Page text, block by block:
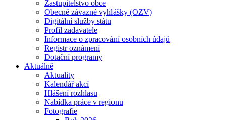
Zastupitelstvo obce
Obecně závazné vyhlášky (OZV)
Digitální služby státu
Profil zadavatele
Informace o zpracování osobních údajů
Registr oznámení
Dotační programy
Aktuálně
Aktuality
Kalendář akcí
Hlášení rozhlasu
Nabídka práce v regionu
Fotografie